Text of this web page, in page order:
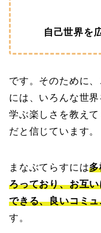
自己世界を
です。そのために
には、いろんな世
学ぶ楽しさを教え
だと信じています。
まなぶてらすには
ろっており、お互
できる、良いコミ
す。